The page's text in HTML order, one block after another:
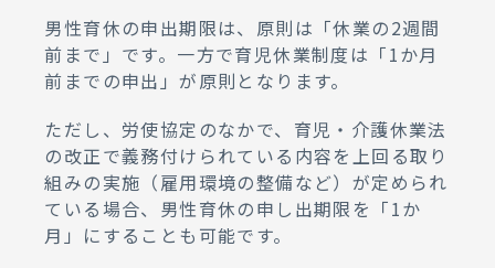
男性育休の申出期限は、原則は「休業の2週間
前まで」です。一方で育児休業制度は「1か月
前までの申出」が原則となります。
ただし、労使協定のなかで、育児・介護休業法
の改正で義務付けられている内容を上回る取り
組みの実施（雇用環境の整備など）が定められ
ている場合、男性育休の申し出期限を「1か
月」にすることも可能です。